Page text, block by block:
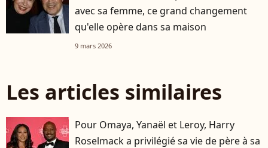
avec sa femme, ce grand changement
qu'elle opère dans sa maison
9 mars 2026
Les articles similaires
Pour Omaya, Yanaël et Leroy, Harry
Roselmack a privilégié sa vie de père à sa